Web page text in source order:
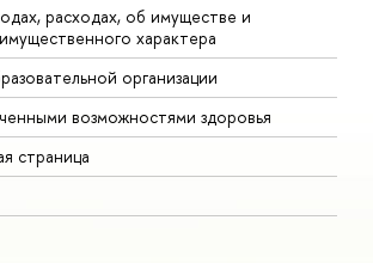
расходах, об имуществе и
характера
организации
возможностями здоровья
страница